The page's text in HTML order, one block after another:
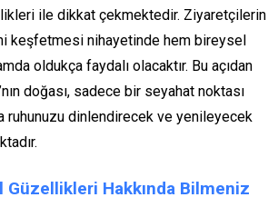
ile dikkat çekmektedir. Ziyaretçilerin
keşfetmesi nihayetinde hem bireysel
oldukça faydalı olacaktır. Bu açıdan
doğası, sadece bir seyahat noktası
ruhunuzu dinlendirecek ve yenileyecek
Güzellikleri Hakkında Bilmeniz